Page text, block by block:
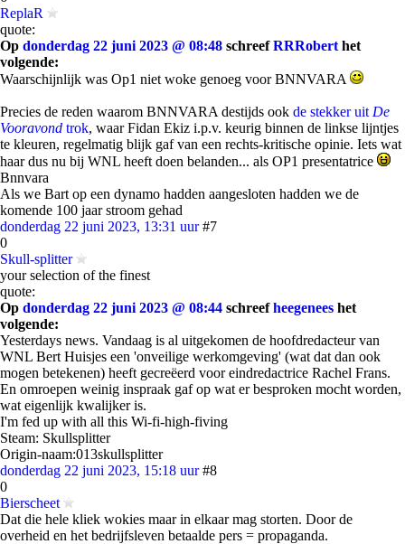
ReplaR
quote:
Op donderdag 22 juni 2023 @ 08:48 schreefRRRobert het
volgende:
Waarschijnlijk was Op1 niet woke genoeg voor BNNVARA
Precies de reden waarom BNNVARA destijds ook de stekker uit De
Vooravond trok, waar Fidan Ekiz i.p.v. keurig binnen de linkse lijntjes
te kleuren, regelmatig blijk gaf van een rechts-kritische opinie. Iets wat
haar dus nu bij WNL heeft doen belanden... als OP1 presentatrice
Bnnvara
Als we Bart op een dynamo hadden aangesloten hadden we de
komende 100 jaar stroom gehad
donderdag 22 juni 2023, 13:31 uur #7
0
Skull-splitter
your selection of the finest
quote:
Op donderdag 22 juni 2023 @ 08:44 schreefheegenees het
volgende:
Yesterdays news. Vandaag is al uitgekomen de hoofdredacteur van
WNL Bert Huisjes een 'onveilige werkomgeving' (wat dat dan ook
mogen betekenen) heeft gecreëerd voor eindredactrice Rachel Frans.
En omroepen weinig inspraak gaf op wat er besproken mocht worden,
wat eigenlijk kwalijker is.
I'm fed up with all this Wi-fi-high-fiving
Steam: Skullsplitter
Origin-naam:013skullsplitter
donderdag 22 juni 2023, 15:18 uur #8
0
Bierscheet
Dat die hele kliek wokies maar in elkaar mag storten. Door de
overheid en het bedrijfsleven betaalde pers = propaganda.